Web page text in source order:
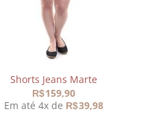
Shorts Jeans Marte
R$159,90
Em até 4x de R$39,98